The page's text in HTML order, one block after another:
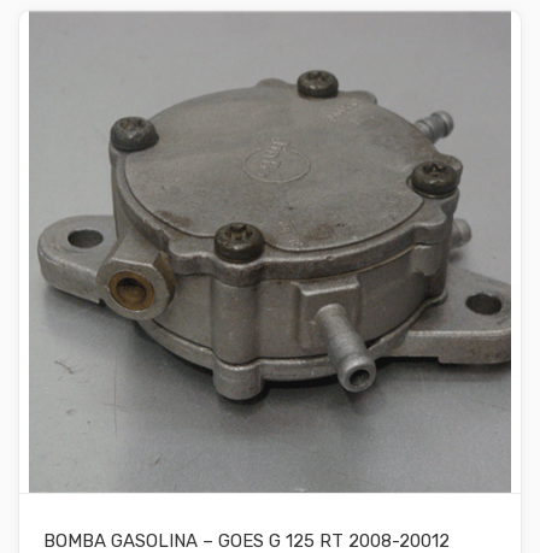
BOMBA GASOLINA – GOES G 125 RT 2008-20012